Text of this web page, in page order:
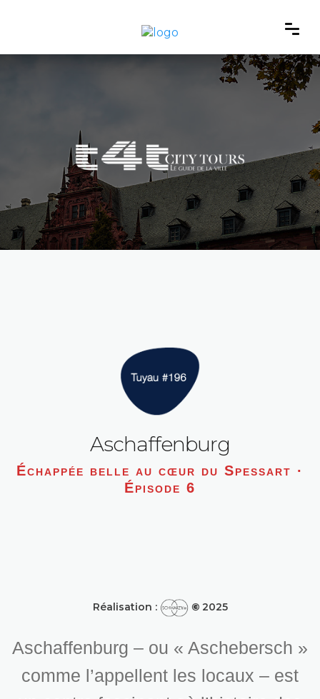
Aschaffenburg
Échappée belle au cœur du Spessart ·
Épisode 6
Réalisation : ©2025
Aschaffenburg – ou « Aschebersch »
comme l’appellent les locaux – est